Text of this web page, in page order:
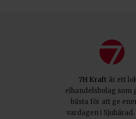
7H Kraft är ett
elhandelsbolag som
bästa för att ge
vardagen i Sjuhärad.